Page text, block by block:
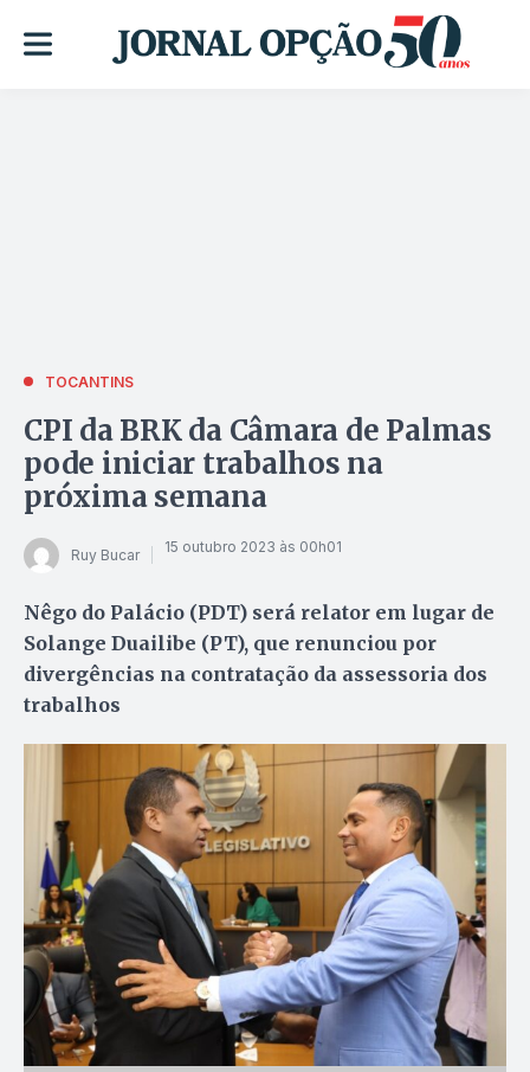
TOCANTINS
CPI da BRK da Câmara de Palmas
pode iniciar trabalhos na
próxima semana
Ruy Bucar 15 outubro 2023 às 00h01
Nêgo do Palácio (PDT) será relator em lugar de
Solange Duailibe (PT), que renunciou por
divergências na contratação da assessoria dos
trabalhos